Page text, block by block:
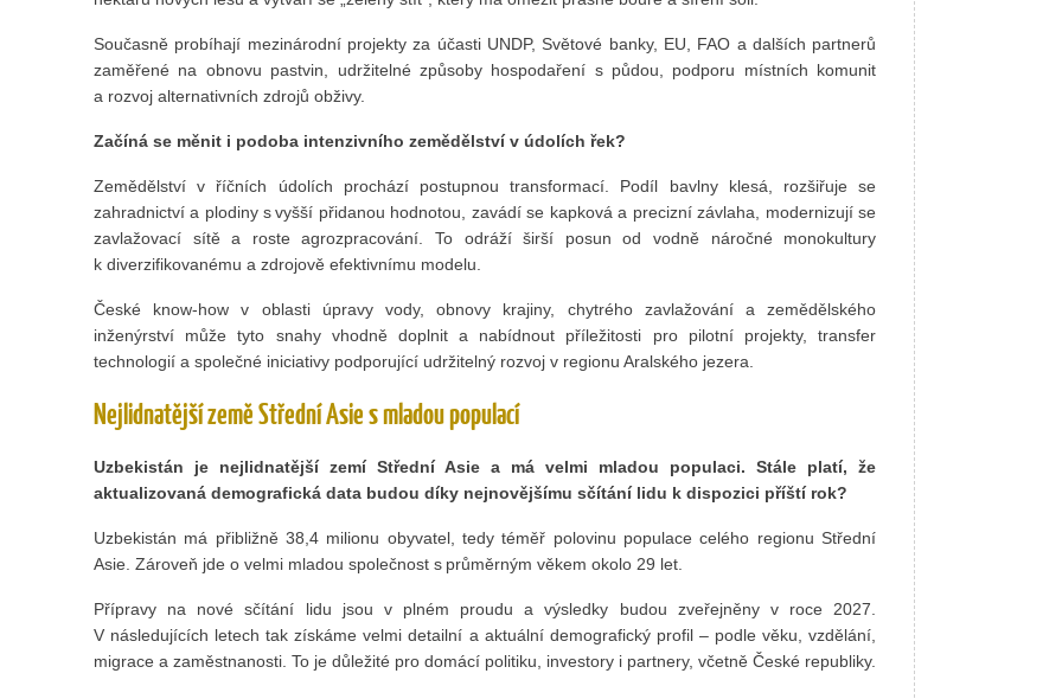
Současně probíhají mezinárodní projekty za účasti UNDP, Světové banky, EU, FAO a dalších partnerů
zaměřené na obnovu pastvin, udržitelné způsoby hospodaření s půdou, podporu místních komunit
a rozvoj alternativních zdrojů obživy.
Začíná se měnit i podoba intenzivního zemědělství v údolích řek?
Zemědělství v říčních údolích prochází postupnou transformací. Podíl bavlny klesá, rozšiřuje se
zahradnictví a plodiny s vyšší přidanou hodnotou, zavádí se kapková a precizní závlaha, modernizují se
zavlažovací sítě a roste agrozpracování. To odráží širší posun od vodně náročné monokultury
k diverzifikovanému a zdrojově efektivnímu modelu.
České know-how v oblasti úpravy vody, obnovy krajiny, chytrého zavlažování a zemědělského
inženýrství může tyto snahy vhodně doplnit a nabídnout příležitosti pro pilotní projekty, transfer
technologií a společné iniciativy podporující udržitelný rozvoj v regionu Aralského jezera.
Nejlidnatější země Střední Asie s mladou populací
Uzbekistán je nejlidnatější zemí Střední Asie a má velmi mladou populaci. Stále platí, že
aktualizovaná demografická data budou díky nejnovějšímu sčítání lidu k dispozici příští rok?
Uzbekistán má přibližně 38,4 milionu obyvatel, tedy téměř polovinu populace celého regionu Střední
Asie. Zároveň jde o velmi mladou společnost s průměrným věkem okolo 29 let.
Přípravy na nové sčítání lidu jsou v plném proudu a výsledky budou zveřejněny v roce 2027.
V následujících letech tak získáme velmi detailní a aktuální demografický profil – podle věku, vzdělání,
migrace a zaměstnanosti. To je důležité pro domácí politiku, investory i partnery, včetně České republiky.